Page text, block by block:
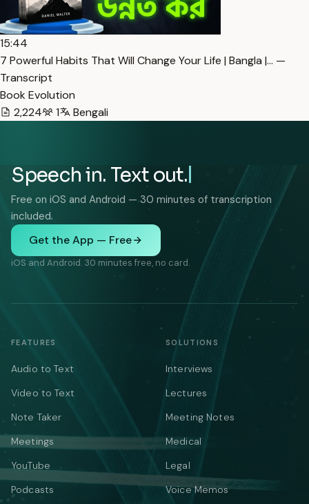
15:44
7 Powerful Habits That Will Change Your Life | Bangla |… —
Transcript
Book Evolution
2,224
1 Bengali
Speech in. Text out.
Free on iOS and Android — 30 minutes of transcription
included.
Get the App — Free
iOS and Android. 30 minutes free, no card.
FEATURES
Audio to Text
Video to Text
Note Taker
Meetings
YouTube
Podcasts
SOLUTIONS
Interviews
Lectures
Meeting Notes
Medical
Legal
Voice Memos